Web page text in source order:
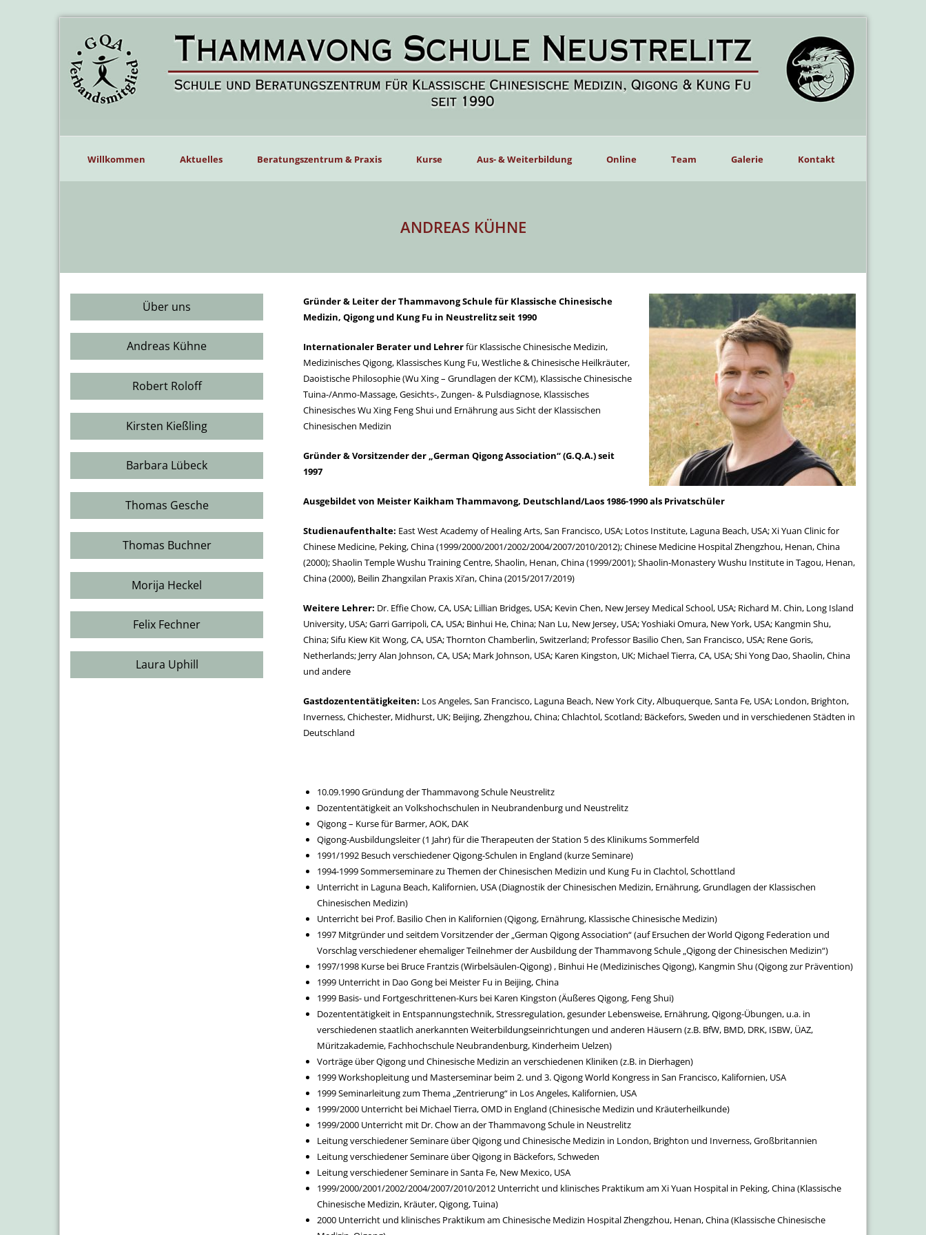
Willkommen Aktuelles Beratungszentrum & Praxis Kurse Aus- & Weiterbildung Online Team Galerie Kontakt
ANDREAS KÜHNE
Gründer & Leiter der Thammavong Schule für Klassische Chinesische
Medizin, Qigong und Kung Fu in Neustrelitz seit 1990
Internationaler Berater und Lehrerfür Klassische Chinesische Medizin,
Medizinisches Qigong, Klassisches Kung Fu, Westliche & Chinesische Heilkräuter,
Daoistische Philosophie (Wu Xing – Grundlagen der KCM), Klassische Chinesische
Tuina-/Anmo-Massage, Gesichts-, Zungen- & Pulsdiagnose, Klassisches
Chinesisches Wu Xing Feng Shui und Ernährung aus Sicht der Klassischen
Chinesischen Medizin
Gründer & Vorsitzender der „German Qigong Association“ (G.Q.A.) seit
1997
Ausgebildet von Meister Kaikham Thammavong, Deutschland/Laos 1986-1990 als Privatschüler
Studienaufenthalte: East West Academy of Healing Arts, San Francisco, USA; Lotos Institute, Laguna Beach, USA; Xi Yuan Clinic for
Chinese Medicine, Peking, China (1999/2000/2001/2002/2004/2007/2010/2012); Chinese Medicine Hospital Zhengzhou, Henan, China
(2000); Shaolin Temple Wushu Training Centre, Shaolin, Henan, China (1999/2001); Shaolin-Monastery Wushu Institute in Tagou, Henan,
China (2000), Beilin Zhangxilan Praxis Xi’an, China (2015/2017/2019)
Weitere Lehrer: Dr. Effie Chow, CA, USA; Lillian Bridges, USA; Kevin Chen, New Jersey Medical School, USA; Richard M. Chin, Long Island
University, USA; Garri Garripoli, CA, USA; Binhui He, China; Nan Lu, New Jersey, USA; Yoshiaki Omura, New York, USA; Kangmin Shu,
China; Sifu Kiew Kit Wong, CA, USA; Thornton Chamberlin, Switzerland; Professor Basilio Chen, San Francisco, USA; Rene Goris,
Netherlands; Jerry Alan Johnson, CA, USA; Mark Johnson, USA; Karen Kingston, UK; Michael Tierra, CA, USA; Shi Yong Dao, Shaolin, China
und andere
Gastdozententätigkeiten: Los Angeles, San Francisco, Laguna Beach, New York City, Albuquerque, Santa Fe, USA; London, Brighton,
Inverness, Chichester, Midhurst, UK; Beijing, Zhengzhou, China; Chlachtol, Scotland; Bäckefors, Sweden und in verschiedenen Städten in
Deutschland
10.09.1990 Gründung der Thammavong Schule Neustrelitz
Dozententätigkeit an Volkshochschulen in Neubrandenburg und Neustrelitz
Qigong – Kurse für Barmer, AOK, DAK
Qigong-Ausbildungsleiter (1 Jahr) für die Therapeuten der Station 5 des Klinikums Sommerfeld
1991/1992 Besuch verschiedener Qigong-Schulen in England (kurze Seminare)
1994-1999 Sommerseminare zu Themen der Chinesischen Medizin und Kung Fu in Clachtol, Schottland
Unterricht in Laguna Beach, Kalifornien, USA (Diagnostik der Chinesischen Medizin, Ernährung, Grundlagen der Klassischen
Chinesischen Medizin)
Unterricht bei Prof. Basilio Chen in Kalifornien (Qigong, Ernährung, Klassische Chinesische Medizin)
1997 Mitgründer und seitdem Vorsitzender der „German Qigong Association“ (auf Ersuchen der World Qigong Federation und
Vorschlag verschiedener ehemaliger Teilnehmer der Ausbildung der Thammavong Schule „Qigong der Chinesischen Medizin“)
1997/1998 Kurse bei Bruce Frantzis (Wirbelsäulen-Qigong) , Binhui He (Medizinisches Qigong), Kangmin Shu (Qigong zur Prävention)
1999 Unterricht in Dao Gong bei Meister Fu in Beijing, China
1999 Basis- und Fortgeschrittenen-Kurs bei Karen Kingston (Äußeres Qigong, Feng Shui)
Dozententätigkeit in Entspannungstechnik, Stressregulation, gesunder Lebensweise, Ernährung, Qigong-Übungen, u.a. in
verschiedenen staatlich anerkannten Weiterbildungseinrichtungen und anderen Häusern (z.B. BfW, BMD, DRK, ISBW, ÜAZ,
Müritzakademie, Fachhochschule Neubrandenburg, Kinderheim Uelzen)
Vorträge über Qigong und Chinesische Medizin an verschiedenen Kliniken (z.B. in Dierhagen)
1999 Workshopleitung und Masterseminar beim 2. und 3. Qigong World Kongress in San Francisco, Kalifornien, USA
1999 Seminarleitung zum Thema „Zentrierung“ in Los Angeles, Kalifornien, USA
1999/2000 Unterricht bei Michael Tierra, OMD in England (Chinesische Medizin und Kräuterheilkunde)
1999/2000 Unterricht mit Dr. Chow an der Thammavong Schule in Neustrelitz
Leitung verschiedener Seminare über Qigong und Chinesische Medizin in London, Brighton und Inverness, Großbritannien
Leitung verschiedener Seminare über Qigong in Bäckefors, Schweden
Leitung verschiedener Seminare in Santa Fe, New Mexico, USA
1999/2000/2001/2002/2004/2007/2010/2012 Unterricht und klinisches Praktikum am Xi Yuan Hospital in Peking, China (Klassische
Chinesische Medizin, Kräuter, Qigong, Tuina)
2000 Unterricht und klinisches Praktikum am Chinesische Medizin Hospital Zhengzhou, Henan, China (Klassische Chinesische
Über uns
Andreas Kühne
Robert Roloff
Kirsten Kießling
Barbara Lübeck
Thomas Gesche
Thomas Buchner
Morija Heckel
Felix Fechner
Laura Uphill